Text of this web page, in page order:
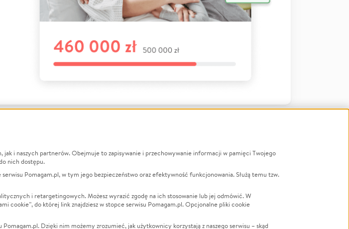
Zbieraj na
Leczenie
Zwierzęta
Pożar
LGBTQ+
Powódź
Wichura
i naszych partnerów. Obejmuje to zapisywanie i przechowywanie informacji w pamięci Twojego
nich dostępu.
Pomagam.pl, w tym jego bezpieczeństwo oraz efektywność funkcjonowania. Służą temu tzw.
i retargetingowych. Możesz wyrazić zgodę na ich stosowanie lub jej odmówić. W
cookie”, do której link znajdziesz w stopce serwisu Pomagam.pl. Opcjonalne pliki cookie
Dzięki nim możemy zrozumieć, jak użytkownicy korzystają z naszego serwisu – skąd